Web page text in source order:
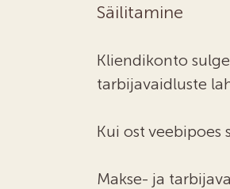
Säilitamine
Kliendikonto
tarbijavaidluste
Kui ost
Makse- ja